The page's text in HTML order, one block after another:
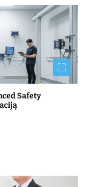
Safety